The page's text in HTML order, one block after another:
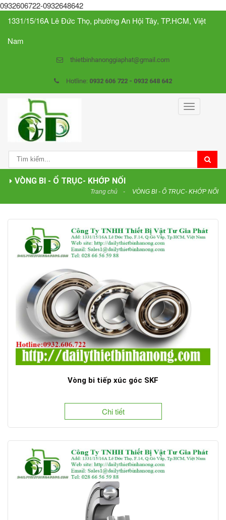
0932606722-0932648642
1331/15/16A Lê Đức Thọ, phường An Hội Tây, TP.HCM, Việt
Nam
thietbinhanonggiaphat@gmail.com
Hotline: 0932 606 722 - 0932 648 642
Toggle
navigation
VÒNG BI - Ổ TRỤC- KHỚP NỐI
Trang chủ VÒNG BI - Ổ TRỤC- KHỚP NỐI
Vòng bi tiếp xúc góc SKF
Chi tiết